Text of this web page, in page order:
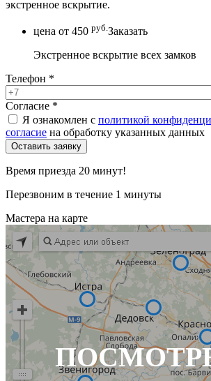
экстренное вскрытие.
цена от 450 руб. Заказать
Экстренное вскрытие всех замков
Телефон *
Согласие *
Я ознакомлен с политикой
согласие на обработку указанных данных
Время приезда 20 минут!
Перезвоним в течение 1 минуты
Мастера на карте